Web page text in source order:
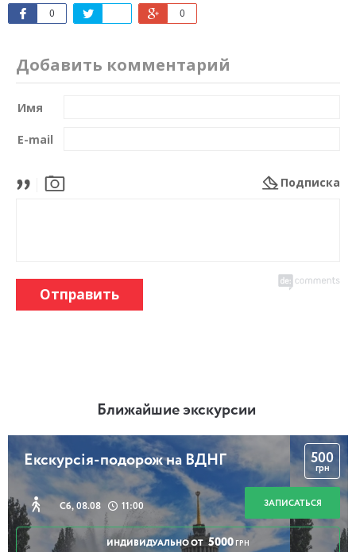
0 0
Добавить комментарий
Имя
E-mail
Подписка
Отправить
Ближайшие экскурсии
Екскурсія-подорож на ВДНГ
Сб, 08.08 11:00
500
грн
ЗАПИСАТЬСЯ
ИНДИВИДУАЛЬНО ОТ 5000 ГРН